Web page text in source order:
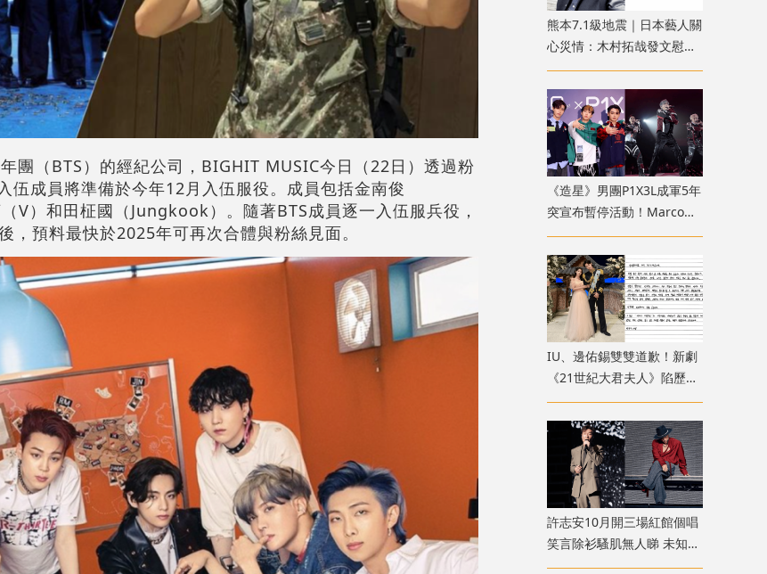
團（BTS）的經紀公司，BIGHIT MUSIC今日（22日）透過粉
伍成員將準備於今年12月入伍服役。成員包括金南俊
V）和田柾國（Jungkook）。隨著BTS成員逐一入伍服兵役，
，預料最快於2025年可再次合體與粉絲見面。
熊本7.1級地震｜日本藝人關
心災情：木村拓哉發文慰
問、橋本愛心痛家鄉受災
《造星》男團P1X3L成軍5年
突宣布暫停活動！Marco遭
官網除名？歌迷質疑形同解
散
IU、邊佑錫雙雙道歉！新劇
《21世紀大君夫人》陷歷史
政治爭議 掀韓國網民怒罵
許志安10月開三場紅館個唱
笑言除衫騷肌無人睇 未知會
否請Sammi做嘉賓